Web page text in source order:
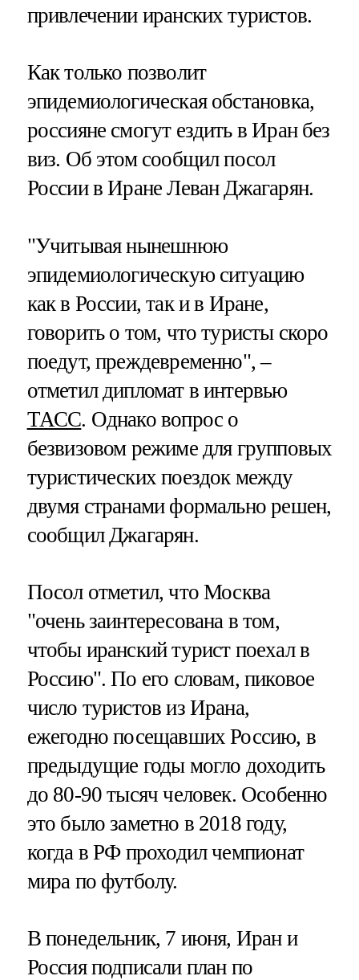
привлечении иранских туристов.
Как только позволит
эпидемиологическая обстановка,
россияне смогут ездить в Иран без
виз. Об этом сообщил посол
России в Иране Леван Джагарян.
"Учитывая нынешнюю
эпидемиологическую ситуацию
как в России, так и в Иране,
говорить о том, что туристы скоро
поедут, преждевременно", –
отметил дипломат в интервью
ТАСС. Однако вопрос о
безвизовом режиме для групповых
туристических поездок между
двумя странами формально решен,
сообщил Джагарян.
Посол отметил, что Москва
"очень заинтересована в том,
чтобы иранский турист поехал в
Россию". По его словам, пиковое
число туристов из Ирана,
ежегодно посещавших Россию, в
предыдущие годы могло доходить
до 80-90 тысяч человек. Особенно
это было заметно в 2018 году,
когда в РФ проходил чемпионат
мира по футболу.
В понедельник, 7 июня, Иран и
Россия подписали план по